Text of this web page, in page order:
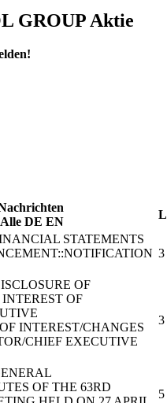
GROUP Aktie
Alle DE EN
STATEMENTS
3
OF
OF
INTEREST/CHANGES
CHIEF EXECUTIVE
3
OF THE 63RD
5